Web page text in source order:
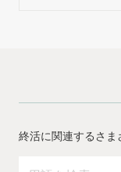
終活に関連するさま